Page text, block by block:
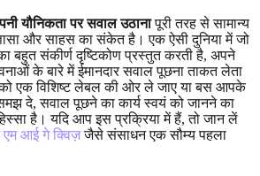
यौनिकता पर सवाल उठानापूरी तरह से सामान्य
और साहस का संकेत है। एक ऐसी दुनिया में जो
बहुत संकीर्ण दृष्टिकोण प्रस्तुत करती है, अपने
के बारे में ईमानदार सवाल पूछना ताकत लेता
एक विशिष्ट लेबल की ओर ले जाए या बस आपके
दे, सवाल पूछने का कार्य स्वयं को जानने का
है। यदि आप इस प्रक्रिया में हैं, तो जान लें
एम आई गे क्विज़जैसे संसाधन एक सौम्य पहला